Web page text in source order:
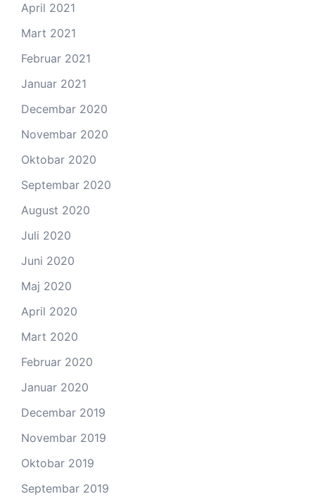
April 2021
Mart 2021
Februar 2021
Januar 2021
Decembar 2020
Novembar 2020
Oktobar 2020
Septembar 2020
August 2020
Juli 2020
Juni 2020
Maj 2020
April 2020
Mart 2020
Februar 2020
Januar 2020
Decembar 2019
Novembar 2019
Oktobar 2019
Septembar 2019